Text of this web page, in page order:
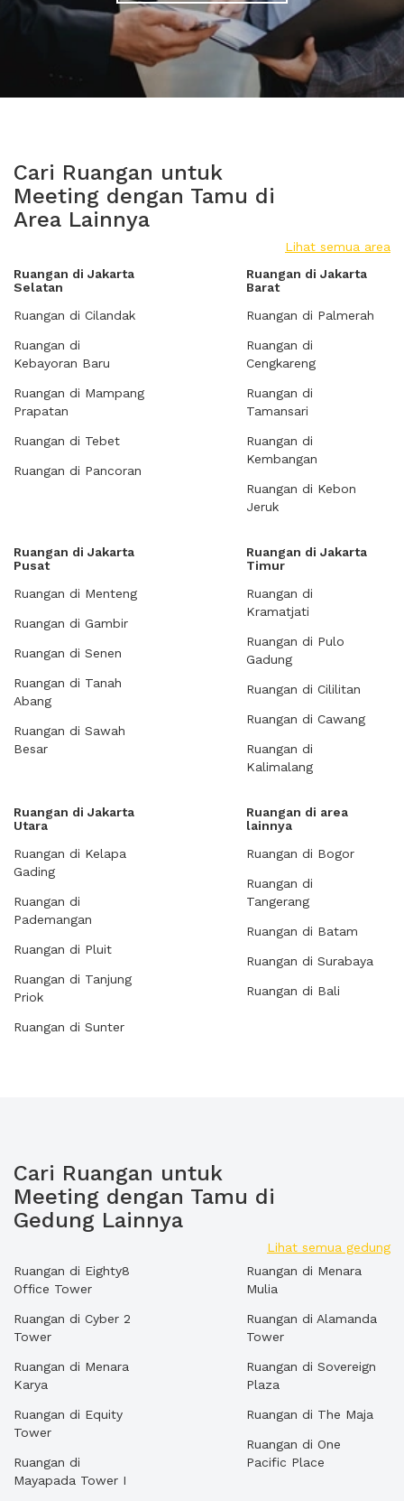
Cari Ruangan untuk
Meeting dengan Tamu di
Area Lainnya
Lihat semua area
Ruangan di Jakarta
Selatan
Ruangan di Cilandak
Ruangan di
Kebayoran Baru
Ruangan di Mampang
Prapatan
Ruangan di Tebet
Ruangan di Pancoran
Ruangan di Jakarta
Barat
Ruangan di Palmerah
Ruangan di
Cengkareng
Ruangan di
Tamansari
Ruangan di
Kembangan
Ruangan di Kebon
Jeruk
Ruangan di Jakarta
Pusat
Ruangan di Menteng
Ruangan di Gambir
Ruangan di Senen
Ruangan di Tanah
Abang
Ruangan di Sawah
Besar
Ruangan di Jakarta
Timur
Ruangan di
Kramatjati
Ruangan di Pulo
Gadung
Ruangan di Cililitan
Ruangan di Cawang
Ruangan di
Kalimalang
Ruangan di Jakarta
Utara
Ruangan di Kelapa
Gading
Ruangan di
Pademangan
Ruangan di Pluit
Ruangan di Tanjung
Priok
Ruangan di Sunter
Ruangan di area
lainnya
Ruangan di Bogor
Ruangan di
Tangerang
Ruangan di Batam
Ruangan di Surabaya
Ruangan di Bali
Cari Ruangan untuk
Meeting dengan Tamu di
Gedung Lainnya
Lihat semua gedung
Ruangan di Eighty8
Office Tower
Ruangan di Cyber 2
Tower
Ruangan di Menara
Karya
Ruangan di Equity
Tower
Ruangan di
Mayapada Tower I
Ruangan di Menara
Mulia
Ruangan di Alamanda
Tower
Ruangan di Sovereign
Plaza
Ruangan di The Maja
Ruangan di One
Pacific Place